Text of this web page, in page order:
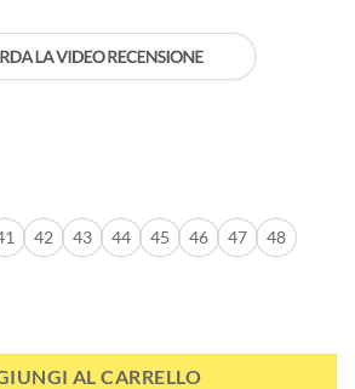
42 43 44 45 46 47 48
AL CARRELLO